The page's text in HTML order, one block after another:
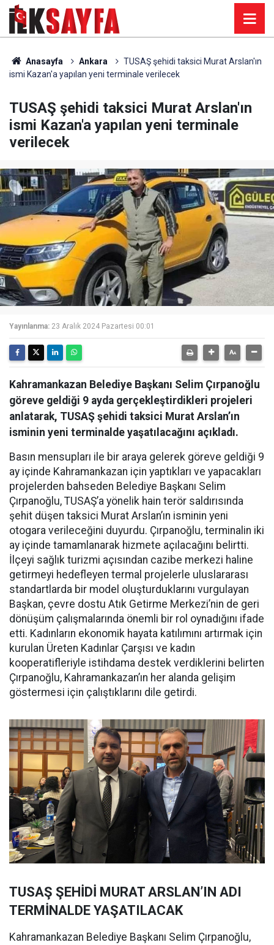
Anasayfa Ankara
TUSAŞ şehidi taksici Murat Arslan'ın
ismi Kazan'a yapılan yeni terminale verilecek
TUSAŞ şehidi taksici Murat Arslan'ın
ismi Kazan'a yapılan yeni terminale
verilecek
Yayınlanma: 23 Aralık 2024 Pazartesi 00:01
Kahramankazan Belediye Başkanı Selim Çırpanoğlu
göreve geldiği 9 ayda gerçekleştirdikleri projeleri
anlatarak, TUSAŞ şehidi taksici Murat Arslan’ın
isminin yeni terminalde yaşatılacağını açıkladı.
Basın mensupları ile bir araya gelerek göreve geldiği 9
ay içinde Kahramankazan için yaptıkları ve yapacakları
projelerden bahseden Belediye Başkanı Selim
Çırpanoğlu, TUSAŞ’a yönelik hain terör saldırısında
şehit düşen taksici Murat Arslan’ın isminin yeni
otogara verileceğini duyurdu. Çırpanoğlu, terminalin iki
ay içinde tamamlanarak hizmete açılacağını belirtti.
İlçeyi sağlık turizmi açısından cazibe merkezi haline
getirmeyi hedefleyen termal projelerle uluslararası
standartlarda bir model oluşturduklarını vurgulayan
Başkan, çevre dostu Atık Getirme Merkezi’nin de geri
dönüşüm çalışmalarında önemli bir rol oynadığını ifade
etti. Kadınların ekonomik hayata katılımını artırmak için
kurulan Üreten Kadınlar Çarşısı ve kadın
kooperatifleriyle istihdama destek verdiklerini belirten
Çırpanoğlu, Kahramankazan’ın her alanda gelişim
göstermesi için çalıştıklarını dile getirdi.
TUSAŞ ŞEHİDİ MURAT ARSLAN’IN ADI
TERMİNALDE YAŞATILACAK
Kahramankazan Belediye Başkanı Selim Çırpanoğlu,